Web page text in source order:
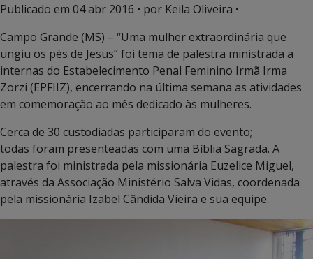
Publicado em 04 abr 2016 • por Keila Oliveira •
Campo Grande (MS) – “Uma mulher extraordinária que
ungiu os pés de Jesus” foi tema de palestra ministrada a
internas do Estabelecimento Penal Feminino Irmã Irma
Zorzi (EPFIIZ), encerrando na última semana as atividades
em comemoração ao mês dedicado às mulheres.
Cerca de 30 custodiadas participaram do evento;
todas foram presenteadas com uma Bíblia Sagrada. A
palestra foi ministrada pela missionária Euzelice Miguel,
através da Associação Ministério Salva Vidas, coordenada
pela missionária Izabel Cândida Vieira e sua equipe.